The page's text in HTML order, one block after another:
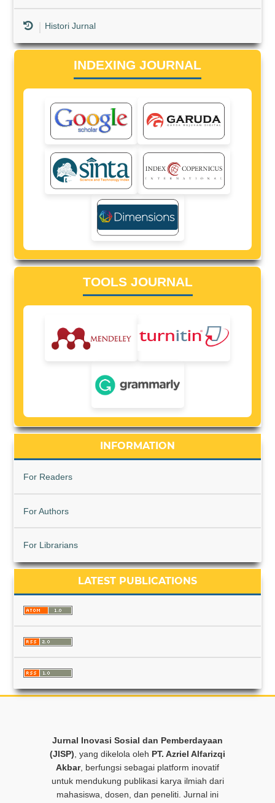
Histori Jurnal
INDEXING JOURNAL
TOOLS JOURNAL
INFORMATION
For Readers
For Authors
For Librarians
LATEST PUBLICATIONS
Jurnal Inovasi Sosial dan Pemberdayaan
(JISP), yang dikelola oleh PT. Azriel Alfarizqi
Akbar, berfungsi sebagai platform inovatif
untuk mendukung publikasi karya ilmiah dari
mahasiswa, dosen, dan peneliti. Jurnal ini